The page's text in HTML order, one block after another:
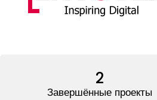
2
Завершённые проекты